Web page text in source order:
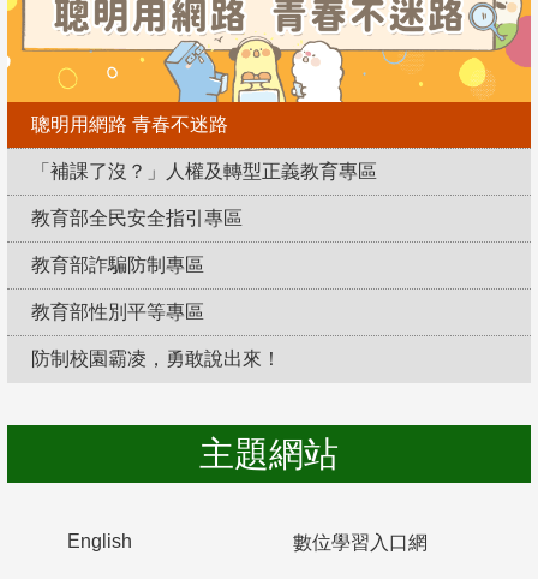
聰明用網路 青春不迷路
「補課了沒？」人權及轉型正義教育專區
教育部全民安全指引專區
教育部詐騙防制專區
教育部性別平等專區
防制校園霸凌，勇敢說出來！
主題網站
English 數位學習入口網